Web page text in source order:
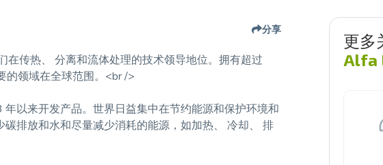
分享
传热、 分离和流体处理的技术领导地位。拥有超过
的领域在全球范围。<br />
以来开发产品。世界日益集中在节约能源和保护环境和
排放和水和尽量减少消耗的能源，如加热、 冷却、 排
更多
Alfa